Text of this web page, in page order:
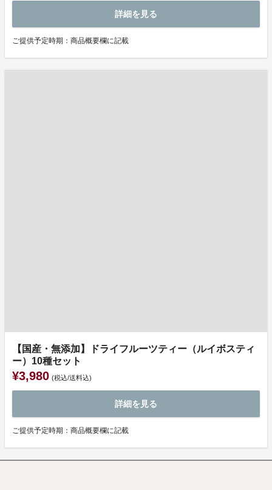
詳細を見る
ご提供予定時期：商品概要欄に記載
【国産・無添加】ドライフルーツティー（ルイボスティ
ー）10種セット
¥3,980 (税込/送料込)
詳細を見る
ご提供予定時期：商品概要欄に記載